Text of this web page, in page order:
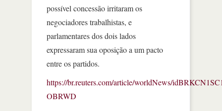
possível concessão irritaram os
negociadores trabalhistas, e
parlamentares dos dois lados
expressaram sua oposição a um pacto
entre os partidos.
https://br.reuters.com/article/worldNews/
OBRWD